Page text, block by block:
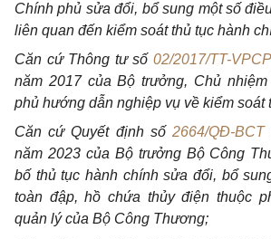
Chính phủ sửa đổi, bổ sung một số
liên quan đến kiểm soát thủ tục hành
Căn cứ Thông tư số 02/2017/TT-VPCP
năm 2017 của Bộ trưởng, Chủ
phủ hướng dẫn nghiệp vụ về kiểm soát
Căn cứ Quyết định số2664/QĐ-BCT
năm 2023 của Bộ trưởng Bộ Công
bố thủ tục hành chính sửa đổi, bổ
toàn đập, hồ chứa thủy điện thuộc
quản lý của Bộ Công Thương;